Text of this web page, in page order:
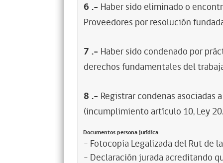
6 .- Haber sido eliminado o
Proveedores por resolución
7 .- Haber sido condenado por
derechos fundamentales del
8 .- Registrar condenas asociadas
(incumplimiento artículo 10, Ley
Documentos persona jurídica
- Fotocopia Legalizada del Rut de
- Declaración jurada acreditando